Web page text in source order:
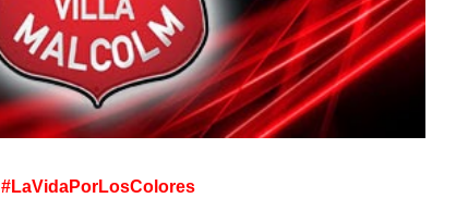
#LaVidaPorLosColores